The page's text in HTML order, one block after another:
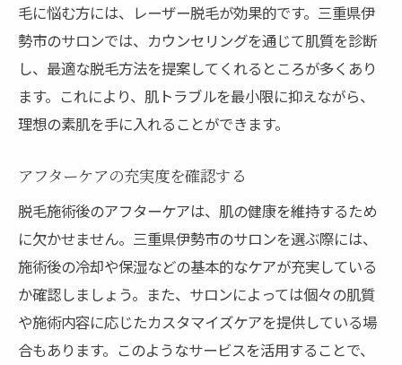
毛に悩む方には、レーザー脱毛が効果的です。三重県伊
勢市のサロンでは、カウンセリングを通じて肌質を診断
し、最適な脱毛方法を提案してくれるところが多くあり
ます。これにより、肌トラブルを最小限に抑えながら、
理想の素肌を手に入れることができます。
アフターケアの充実度を確認する
脱毛施術後のアフターケアは、肌の健康を維持するため
に欠かせません。三重県伊勢市のサロンを選ぶ際には、
施術後の冷却や保湿などの基本的なケアが充実している
か確認しましょう。また、サロンによっては個々の肌質
や施術内容に応じたカスタマイズケアを提供している場
合もあります。このようなサービスを活用することで、